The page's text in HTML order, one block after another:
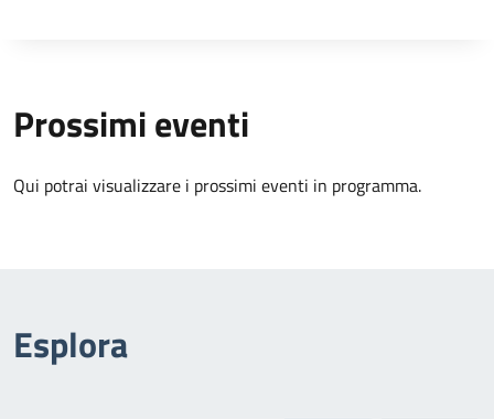
Prossimi eventi
Qui potrai visualizzare i prossimi eventi in programma.
Esplora